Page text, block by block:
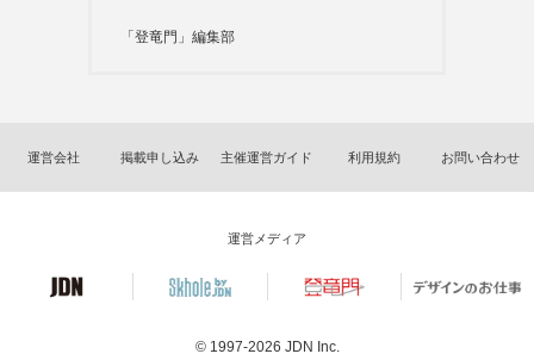
「登竜門」編集部
運営会社 掲載申し込み 主催運営ガイド 利用規約 お問い合わせ
運営メディア
© 1997-2026 JDN Inc.